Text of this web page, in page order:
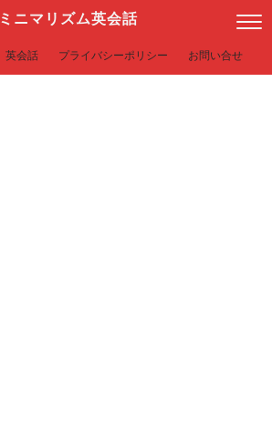
ミニマリズム英会話
英会話 プライバシーポリシー お問い合せ